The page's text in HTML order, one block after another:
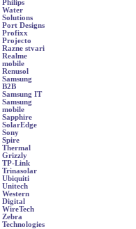
Philips
Water
Solutions
Port Designs
Profixx
Projecto
Razne stvari
Realme
mobile
Renusol
Samsung
B2B
Samsung IT
Samsung
mobile
Sapphire
SolarEdge
Sony
Spire
Thermal
Grizzly
TP-Link
Trinasolar
Ubiquiti
Unitech
Western
Digital
WireTech
Zebra
Technologies